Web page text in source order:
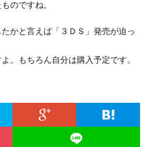
のですね。
かと言えば「３ＤＳ」発売が迫っ
。もちろん自分は購入予定です。